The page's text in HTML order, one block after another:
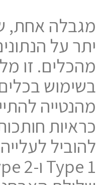
מגבלה אחת,
יתר על
מהכלים. זו
בשימוש
מהנטייה
כראיות
להוביל